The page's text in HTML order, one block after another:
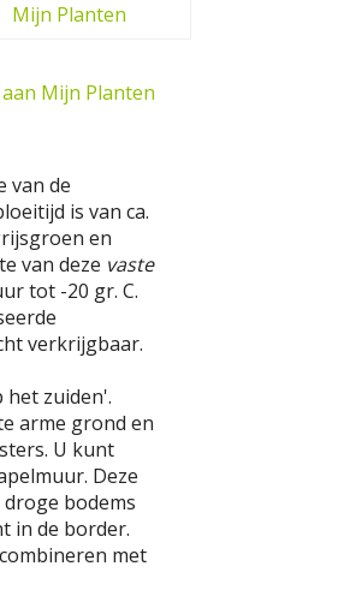
Mijn Planten
Mijn Planten
van de
is van ca.
en
van deze vaste
tot -20 gr. C.
verkrijgbaar.
het zuiden'.
arme grond en
U kunt
Deze
bodems
in de border.
met